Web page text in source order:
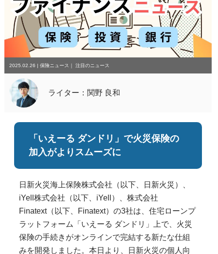
2025.02.26 | 保険ニュース ｜ 注目のニュース
ライター：関野 良和
「いえーる ダンドリ」で火災保険の
加入がよりスムーズに
日新火災海上保険株式会社（以下、日新火災）、
iYell株式会社（以下、iYell）、株式会社
Finatext（以下、Finatext）の3社は、住宅ローンプ
ラットフォーム「いえーる ダンドリ」上で、火災
保険の手続きがオンラインで完結する新たな仕組
みを開発しました。本日より、日新火災の個人向